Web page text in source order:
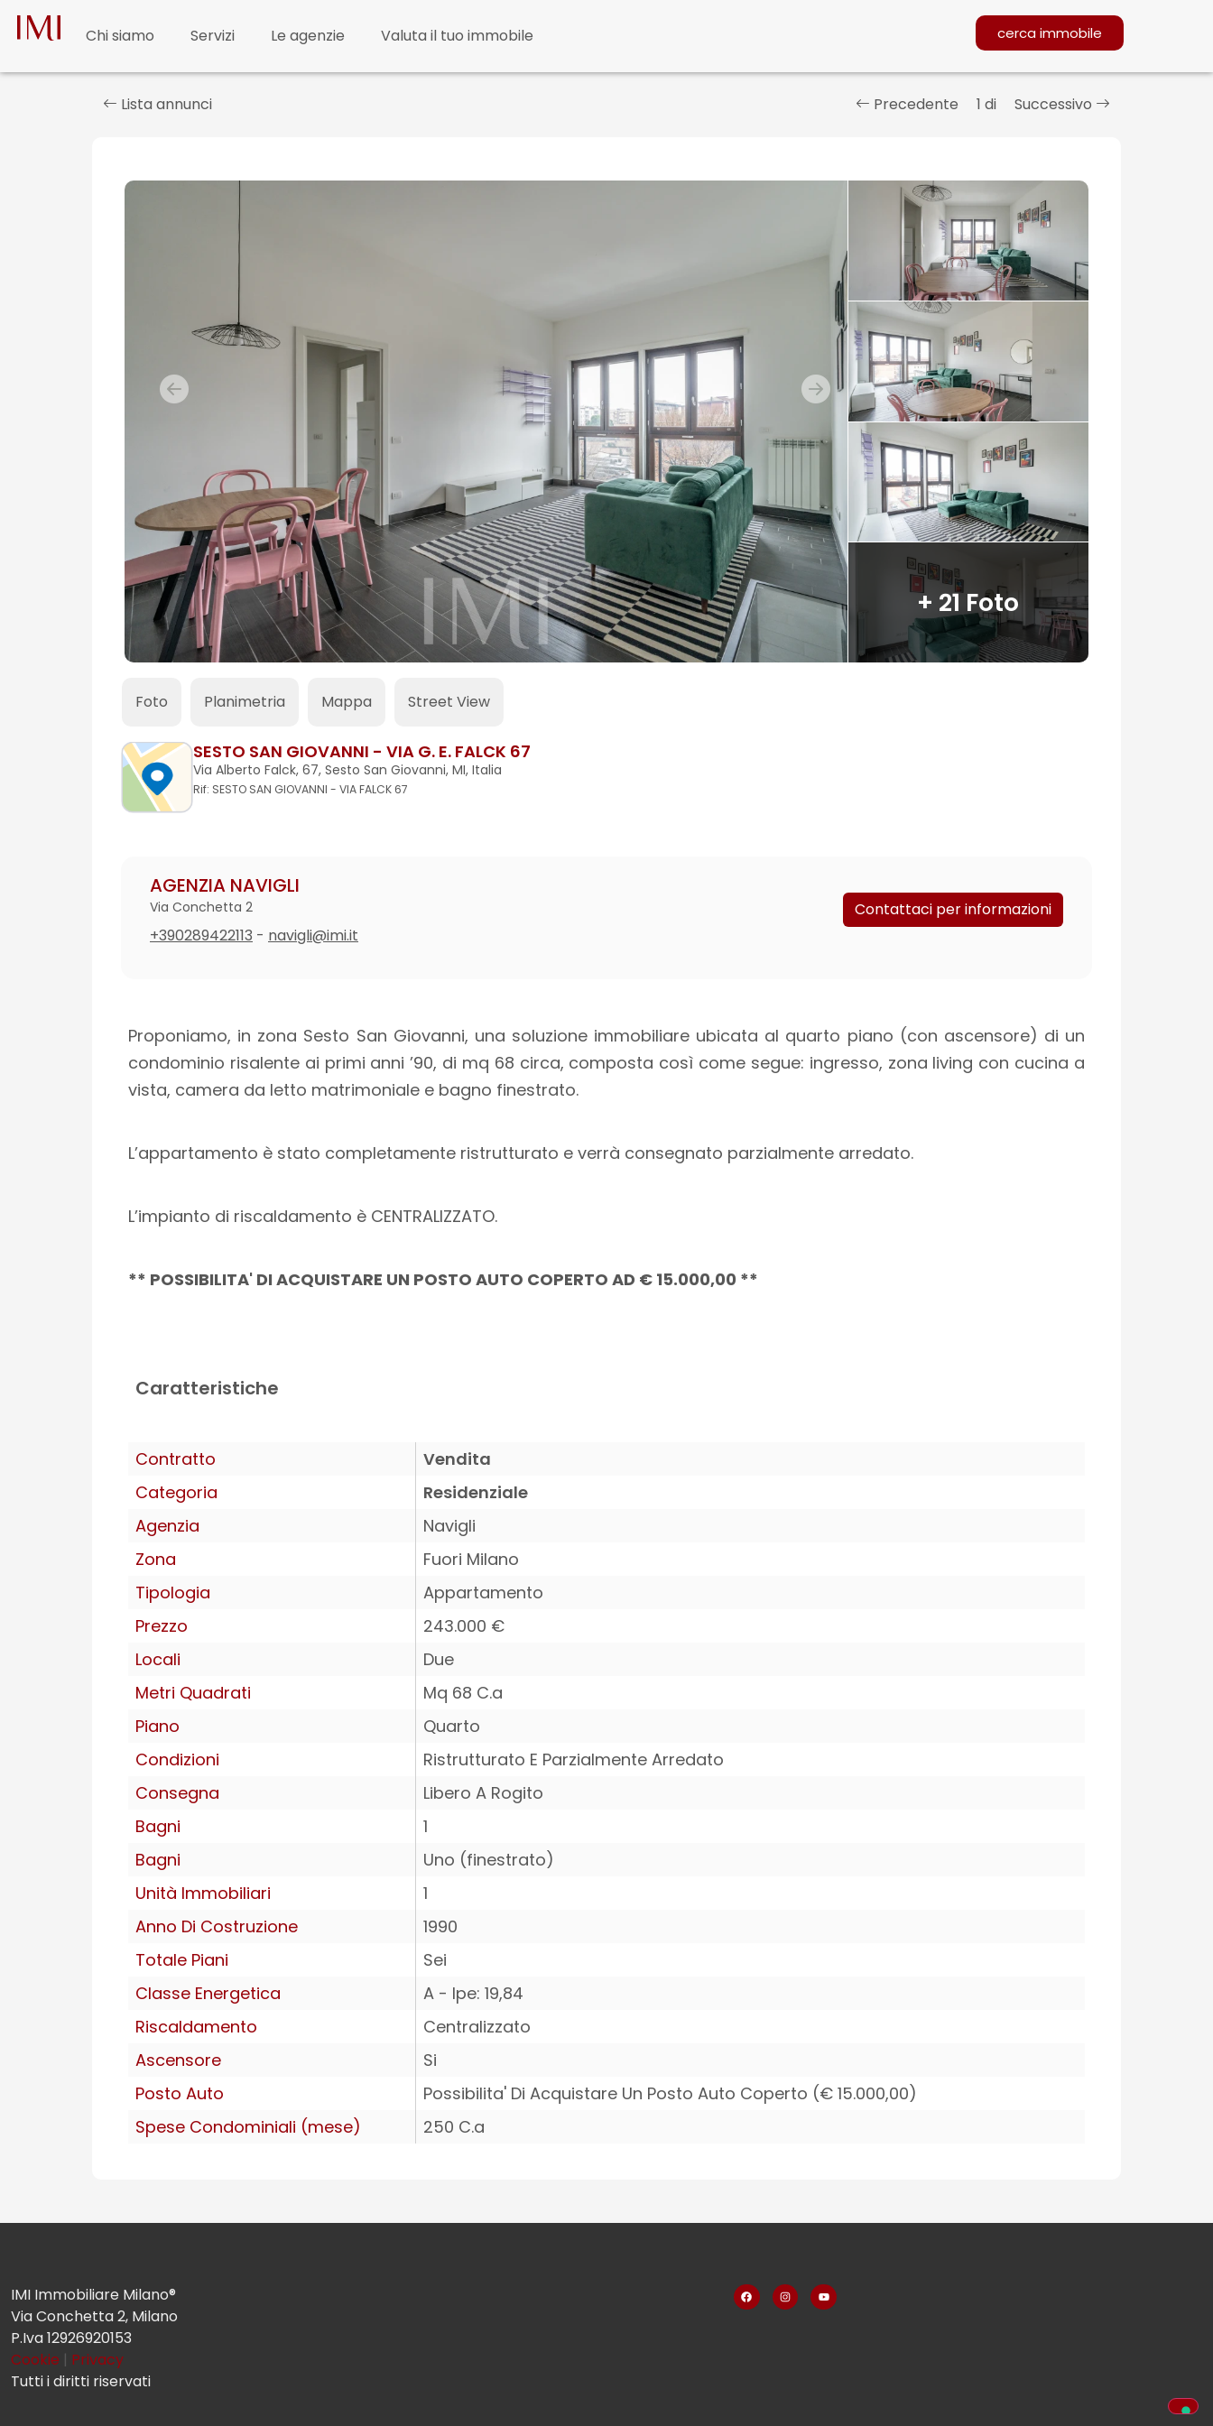
Chi siamo Servizi Le agenzie Valuta il tuo immobile cerca immobile
Lista annunci Precedente 1 di Successivo
+ 21 Foto
Foto Planimetria Mappa Street View
SESTO SAN GIOVANNI - VIA G. E. FALCK 67
Via Alberto Falck, 67, Sesto San Giovanni, MI, Italia
Rif: SESTO SAN GIOVANNI - VIA FALCK 67
AGENZIA NAVIGLI
Via Conchetta 2
+390289422113 - navigli@imi.it
Contattaci per informazioni
Proponiamo, in zona Sesto San Giovanni, una soluzione immobiliare ubicata al quarto piano (con ascensore) di un
condominio risalente ai primi anni ’90, di mq 68 circa, composta così come segue: ingresso, zona living con cucina a
vista, camera da letto matrimoniale e bagno finestrato.
L’appartamento è stato completamente ristrutturato e verrà consegnato parzialmente arredato.
L’impianto di riscaldamento è CENTRALIZZATO.
** POSSIBILITA' DI ACQUISTARE UN POSTO AUTO COPERTO AD € 15.000,00 **
Caratteristiche
Contratto
Vendita
Categoria
Residenziale
Agenzia
Navigli
Zona
Fuori Milano
Tipologia
Appartamento
Prezzo
243.000 €
Locali
Due
Metri Quadrati
Mq 68 C.a
Piano
Quarto
Condizioni
Ristrutturato E Parzialmente Arredato
Consegna
Libero A Rogito
Bagni
1
Bagni
Uno (finestrato)
Unità Immobiliari
1
Anno Di Costruzione
1990
Totale Piani
Sei
Classe Energetica
A - Ipe: 19,84
Riscaldamento
Centralizzato
Ascensore
Si
Posto Auto
Possibilita' Di Acquistare Un Posto Auto Coperto (€ 15.000,00)
Spese Condominiali (mese)
250 C.a
IMI Immobiliare Milano®
Via Conchetta 2, Milano
P.Iva 12926920153
Cookie | Privacy
Tutti i diritti riservati